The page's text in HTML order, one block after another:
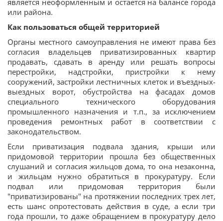
является неоформленным и остается на балансе города
или района.
Как пользоваться общей территорией
Органы местного самоуправления не имеют права без
согласия владельцев приватизированных квартир
продавать, сдавать в аренду или решать вопросы
перестройки, надстройки, пристройки к нему
сооружений, застройки лестничных клеток и въездных-
выездных ворот, обустройства на фасадах домов
специального технического оборудования
промышленного назначения и т.п., за исключением
проведения ремонтных работ в соответствии с
законодательством.
Если приватизация подвала здания, крыши или
придомовой территории прошла без общественных
слушаний и согласия жильцов дома, то она незаконна,
и жильцам нужно обратиться в прокуратуру. Если
подвал или придомовая территория были
"приватизированы" на протяжении последних трех лет,
есть шанс опротестовать действия в суде, а если три
года прошли, то даже обращением в прокуратуру дело